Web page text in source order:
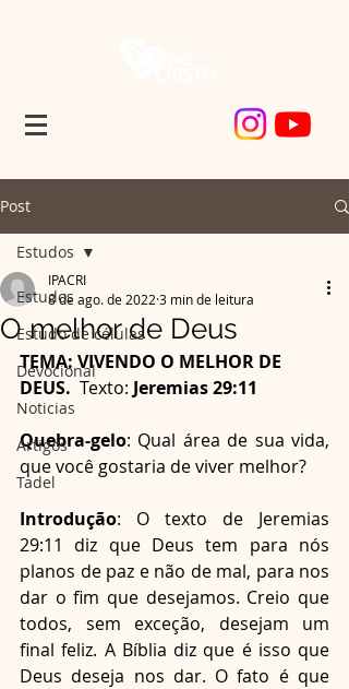
Post
Estudos
Estudo de células
Devocional
Noticias
Artigos
Tadel
Estudos
O melhor de Deus
IPACRI
8 de ago. de 2022 3 min de leitura
TEMA: VIVENDO O MELHOR DE
DEUS. Texto: Jeremias 29:11
Quebra-gelo: Qual área de sua vida,
que você gostaria de viver melhor?
Introdução: O texto de Jeremias
29:11 diz que Deus tem para nós
planos de paz e não de mal, para nos
dar o fim que desejamos. Creio que
todos, sem exceção, desejam um
final feliz. A Bíblia diz que é isso que
Deus deseja nos dar. O fato é que